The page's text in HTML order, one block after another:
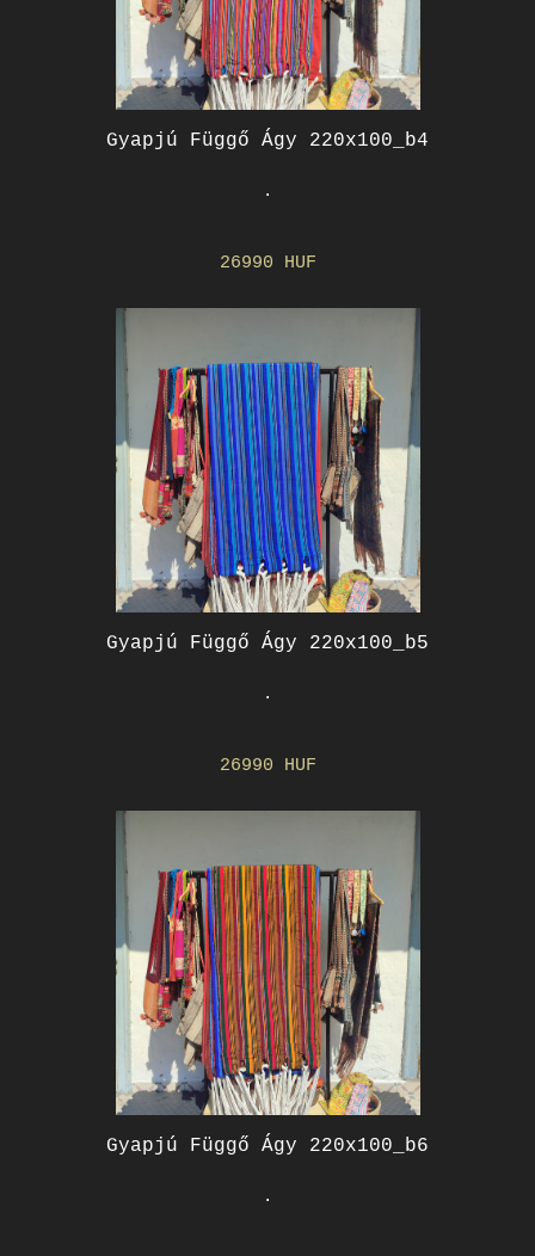
Gyapjú Függő Ágy 220x100_b4
.
26990 HUF
Gyapjú Függő Ágy 220x100_b5
.
26990 HUF
Gyapjú Függő Ágy 220x100_b6
.